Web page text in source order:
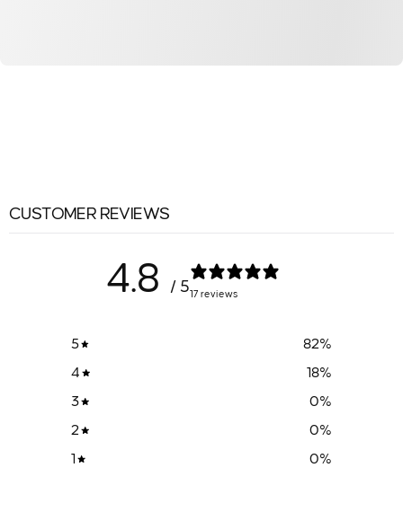
CUSTOMER REVIEWS
4.8 / 517 reviews
5 82%
4
18%
3
0%
2
0%
1
0%